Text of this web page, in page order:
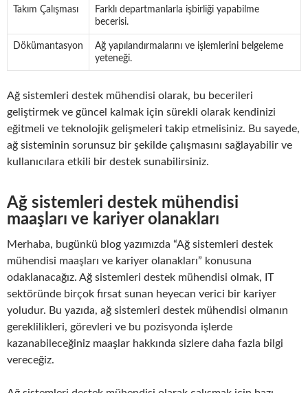
Takım Çalışması
Farklı departmanlarla işbirliği yapabilme
becerisi.
Dökümantasyon
Ağ yapılandırmalarını ve işlemlerini belgeleme
yeteneği.
Ağ sistemleri destek mühendisi olarak, bu becerileri
geliştirmek ve güncel kalmak için sürekli olarak kendinizi
eğitmeli ve teknolojik gelişmeleri takip etmelisiniz. Bu sayede,
ağ sisteminin sorunsuz bir şekilde çalışmasını sağlayabilir ve
kullanıcılara etkili bir destek sunabilirsiniz.
Ağ sistemleri destek mühendisi
maaşları ve kariyer olanakları
Merhaba, bugünkü blog yazımızda “Ağ sistemleri destek
mühendisi maaşları ve kariyer olanakları” konusuna
odaklanacağız. Ağ sistemleri destek mühendisi olmak, IT
sektöründe birçok fırsat sunan heyecan verici bir kariyer
yoludur. Bu yazıda, ağ sistemleri destek mühendisi olmanın
gereklilikleri, görevleri ve bu pozisyonda işlerde
kazanabileceğiniz maaşlar hakkında sizlere daha fazla bilgi
vereceğiz.